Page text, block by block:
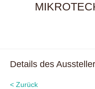
Details des
< Zurück